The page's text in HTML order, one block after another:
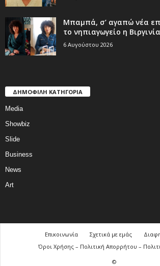
Μπαμπά, σ’ αγαπώ νέα
το νηπιαγωγείο η Βιργινία
6 Αυγούστου 2026
ΔΗΜΟΦΙΛΗ ΚΑΤΗΓΟΡΙΑ
Media
Showbiz
Slide
Business
News
Art
Επικοινωνία Σχετικά με εμάς
Όροι Χρήσης – Πολιτική Απορρήτου –
©